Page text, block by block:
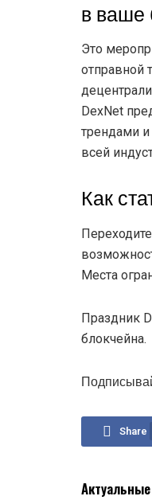
в ваше
Это
отправной
DexNet
трендами и
всей
Как
Места
Праздник
блокчейна.
Share